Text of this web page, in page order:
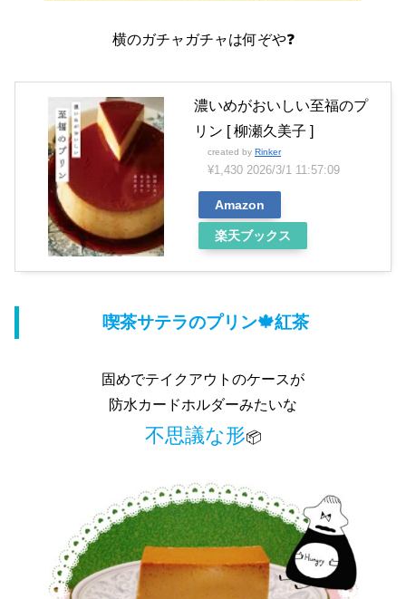
横のガチャガチャは何ぞや❓
濃いめがおいしい至福のプ
リン [ 柳瀬久美子 ]
created by Rinker
¥1,430 2026/3/1 11:57:09
Amazon
楽天ブックス
喫茶サテラのプリン🍁紅茶
固めでテイクアウトのケースが
防水カードホルダーみたいな
不思議な形📦